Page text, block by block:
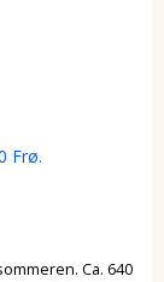
Frø.
Ca. 640